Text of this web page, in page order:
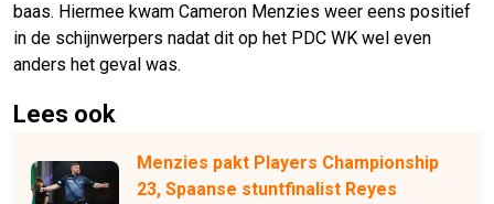
baas. Hiermee kwam Cameron Menzies weer eens positief
in de schijnwerpers nadat dit op het PDC WK wel even
anders het geval was.
Lees ook
Menzies pakt Players Championship
23, Spaanse stuntfinalist Reyes